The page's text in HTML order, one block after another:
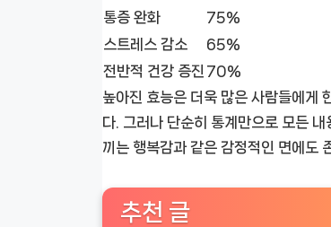
통증 완화
75%
스트레스 감소
65%
전반적 건강 증진 70%
높아진 효능은 더욱 많은 사람들에게
다. 그러나 단순히 통계만으로 모든
끼는 행복감과 같은 감정적인 면에도
추천 글